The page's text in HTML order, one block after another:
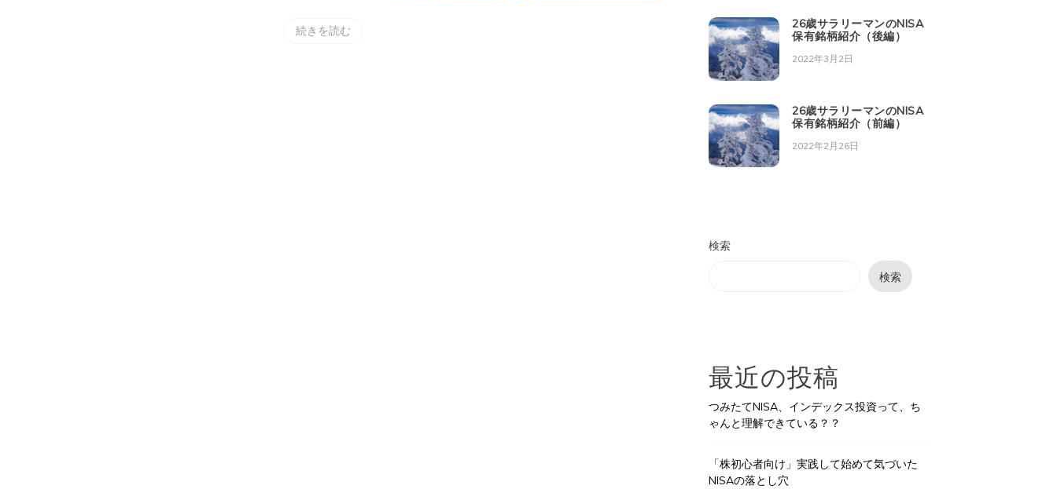
続きを読む
26歳サラリーマンのNISA
保有銘柄紹介（後編）
2022年3月2日
26歳サラリーマンのNISA
保有銘柄紹介（前編）
2022年2月26日
検索
検索
最近の投稿
つみたてNISA、インデックス投資って、ち
ゃんと理解できている？？
「株初心者向け」実践して始めて気づいた
NISAの落とし穴